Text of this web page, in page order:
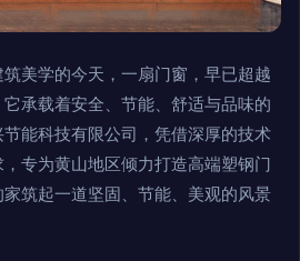
美学的今天，一扇门窗，早已超越
承载着安全、节能、舒适与品味的
能科技有限公司，凭借深厚的技术
专为黄山地区倾力打造高端塑钢门
筑起一道坚固、节能、美观的风景